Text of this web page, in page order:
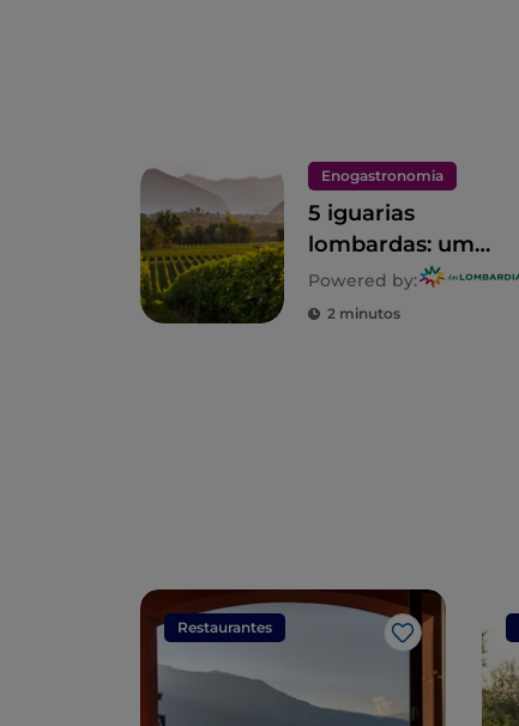
Enogastronomia
5 iguarias
lombardas: um
território para
saborear
Powered by:
2 minutos
Restaurantes
Gosto